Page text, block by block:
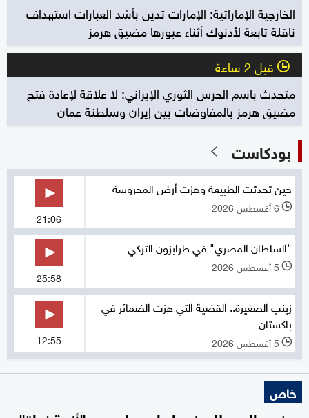
الخارجية الإماراتية: الإمارات تدين بأشد العبارات استهداف
ناقلة تابعة لأدنوك أثناء عبورها مضيق هرمز
l قبل 2 ساعة
متحدث باسم الحرس الثوري الإيراني: لا علاقة لإعادة فتح
مضيق هرمز بالمفاوضات بين إيران وسلطنة عمان
بودكاست
حين تحدثت الطبيعة وهزت أرض المحروسة
l 6 أغسطس 2026
21:06
"السلطان المصري" في طرابزون التركي
l 5 أغسطس 2026
25:58
زينب الصغيرة.. القضية التي هزت الضمائر في
باكستان
l 5 أغسطس 2026 12:55
خاص